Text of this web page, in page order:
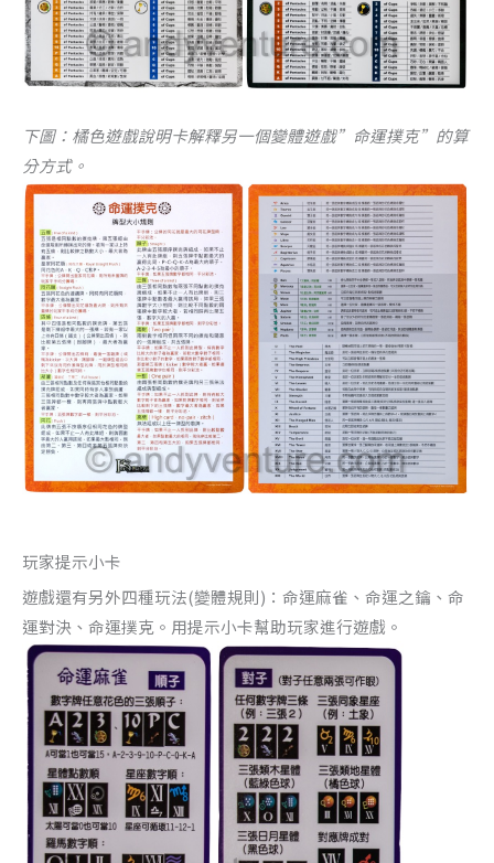
下圖：橘色遊戲說明卡解釋另一個變體遊戲”命運撲克”的算
分方式。
玩家提示小卡
遊戲還有另外四種玩法(變體規則)：命運麻雀、命運之鑰、命
運對決、命運撲克。用提示小卡幫助玩家進行遊戲。